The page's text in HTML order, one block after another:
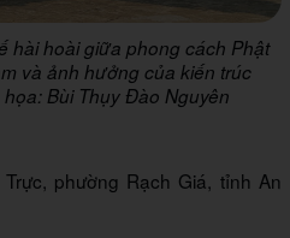
hài hoài giữa phong cách Phật
và ảnh hưởng của kiến trúc
Bùi Thụy Đào Nguyên
phường Rạch Giá, tỉnh An